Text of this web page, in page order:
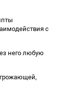
с
него любую